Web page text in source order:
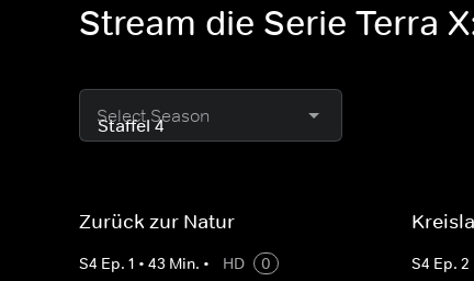
Stream die Serie Terra
Select Season
Zurück zur Natur
S4 Ep. 1 • 43 Min. • HD
0
S4 Ep.2